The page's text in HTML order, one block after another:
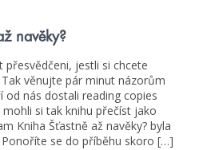
navěky?
jestli si chcete
věnujte pár minut názorům
nás dostali reading copies
si tak knihu přečíst jako
Kniha Šťastně až navěky? byla
se do příběhu skoro […]